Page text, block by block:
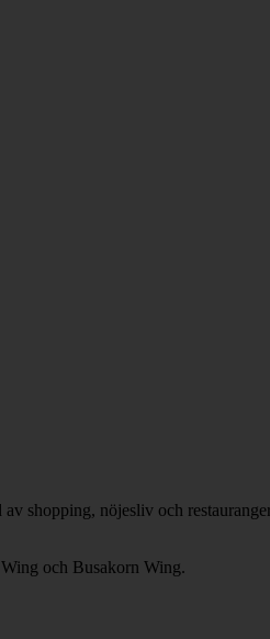
shopping, nöjesliv och
och Busakorn Wing.